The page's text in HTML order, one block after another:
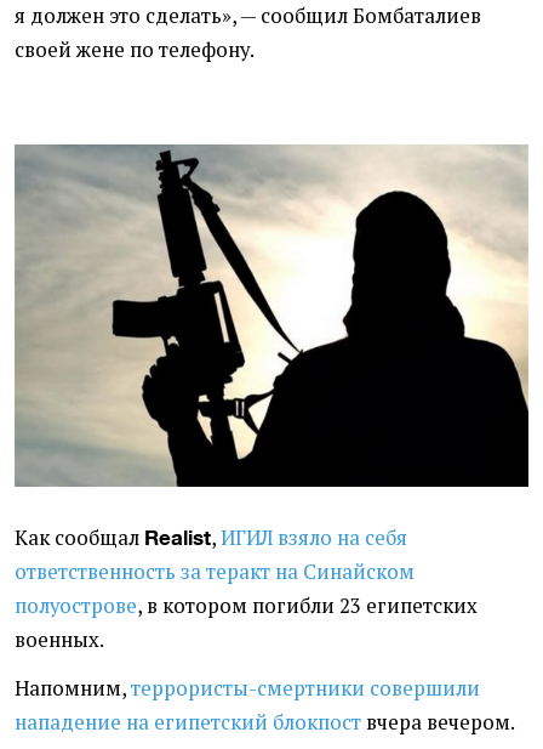
я должен это сделать», — сообщил Бомбаталиев
своей жене по телефону.
Как сообщал Realist,ИГИЛ взяло на себя
ответственность за теракт на Синайском
полуострове, в котором погибли 23 египетских
военных.
Напомним,террористы-смертники совершили
нападение на египетский блокпост вчера вечером.